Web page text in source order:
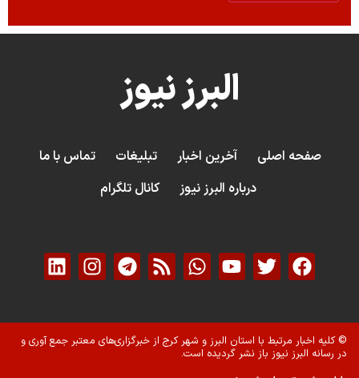
البرز نیوز
صفحه اصلی آخرین اخبار تبلیغات
تماس با ما
درباره البرز نیوز
کانال تلگرام
© کلیه اخبار مرتبط با استان البرز و شهر کرج از خبرگزاری‌های معتبر جمع آوری و
در رسانه البرز نیوز باز نشر گردیده است.